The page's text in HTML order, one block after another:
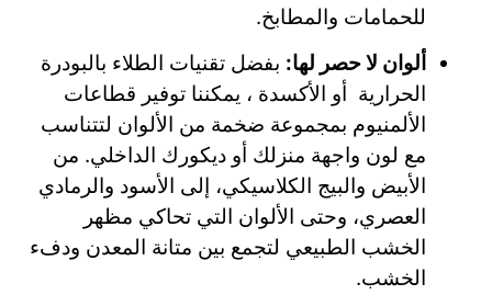
للحمامات والمطابخ.
ألوان لا حصر لها: بفضل تقنيات الطلاء بالبودرة
الحرارية أو الأكسدة ، يمكننا توفير قطاعات
الألمنيوم بمجموعة ضخمة من الألوان لتتناسب
مع لون واجهة منزلك أو ديكورك الداخلي. من
الأبيض والبيج الكلاسيكي، إلى الأسود والرمادي
العصري، وحتى الألوان التي تحاكي مظهر
الخشب الطبيعي لتجمع بين متانة المعدن ودفء
الخشب.